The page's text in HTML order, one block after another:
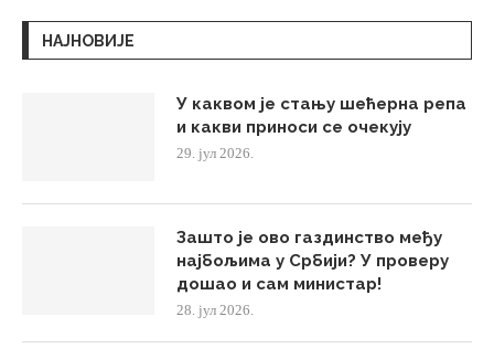
НАЈНОВИЈЕ
У каквом је стању шећерна репа
и какви приноси се очекују
29. јул 2026.
Зашто је ово газдинство међу
најбољима у Србији? У проверу
дошао и сам министар!
28. јул 2026.